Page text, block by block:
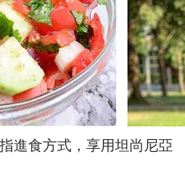
進食方式，享用坦尚尼亞